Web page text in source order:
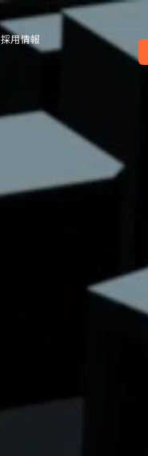
採用情報